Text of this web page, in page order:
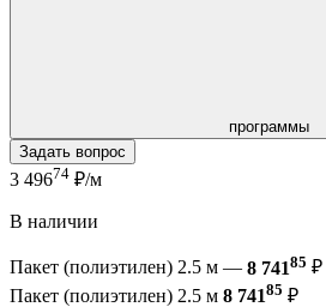
программы
Задать вопрос
3 49674 ₽/м
В наличии
Пакет (полиэтилен) 2.5 м — 8 74185 ₽
Пакет (полиэтилен) 2.5 м 8 74185 ₽